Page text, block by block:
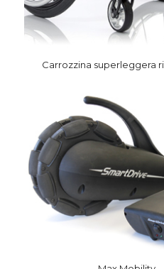
Carrozzina superleggera